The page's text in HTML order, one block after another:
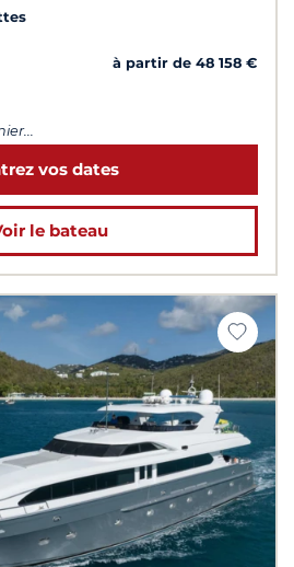
à partir de 48 158 €
vos dates
le bateau